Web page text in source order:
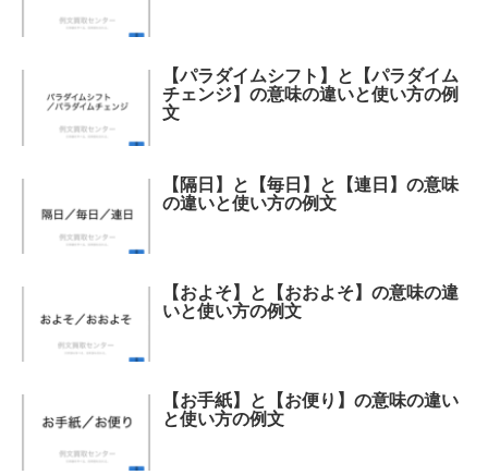
【パラダイムシフト】と【パラダイム
チェンジ】の意味の違いと使い方の例
文
【隔日】と【毎日】と【連日】の意味
の違いと使い方の例文
【およそ】と【おおよそ】の意味の違
いと使い方の例文
【お手紙】と【お便り】の意味の違い
と使い方の例文